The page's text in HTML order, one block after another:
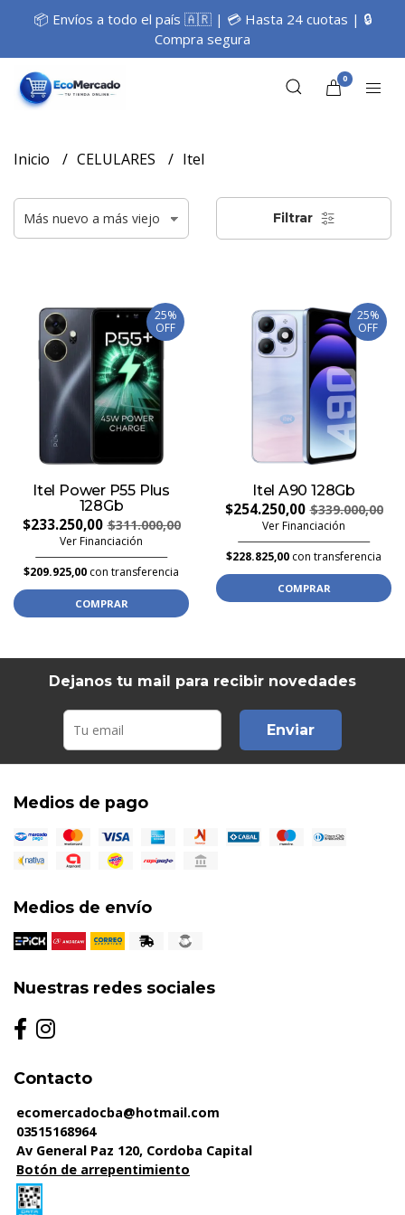
📦 Envíos a todo el país 🇦🇷 | 💳 Hasta 24 cuotas | 🔒
Compra segura
0
Inicio CELULARES Itel
Filtrar
25%
OFF
Itel Power P55 Plus
128Gb
$233.250,00 $311.000,00
Ver Financiación
$209.925,00 con transferencia
COMPRAR
25%
OFF
Itel A90 128Gb
$254.250,00 $339.000,00
Ver Financiación
$228.825,00 con transferencia
COMPRAR
Dejanos tu mail para recibir novedades
Enviar
Medios de pago
Medios de envío
Nuestras redes sociales
Contacto
ecomercadocba@hotmail.com
03515168964
Av General Paz 120, Cordoba Capital
Botón de arrepentimiento